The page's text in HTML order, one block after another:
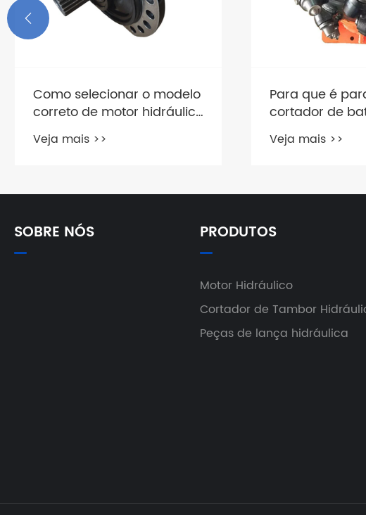
Como selecionar o modelo
correto de motor hidráulico
da série HMS com base no
deslocamento e na
Veja mais >>
Para que é
cortador de
usado?
Veja mais >>

SOBRE NÓS PRODUTOS
Motor Hidráulico
Cortador de Tambor
Peças de lança hidráulica